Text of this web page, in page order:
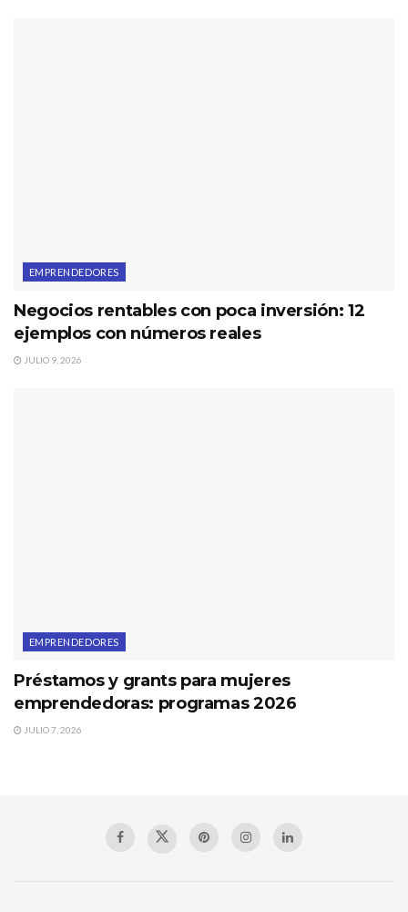
EMPRENDEDORES
Negocios rentables con poca inversión: 12
ejemplos con números reales
JULIO 9, 2026
EMPRENDEDORES
Préstamos y grants para mujeres
emprendedoras: programas 2026
JULIO 7, 2026